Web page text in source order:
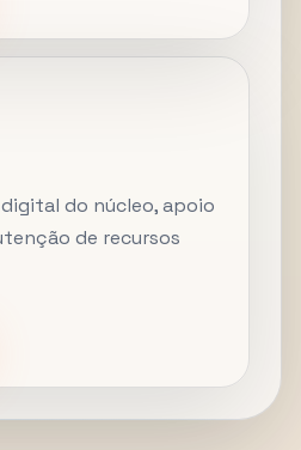
do núcleo, apoio
de recursos